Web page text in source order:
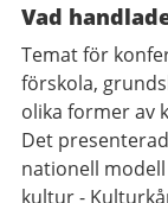
Vad
Temat för
förskola,
olika former av
Det
nationell
kultur -